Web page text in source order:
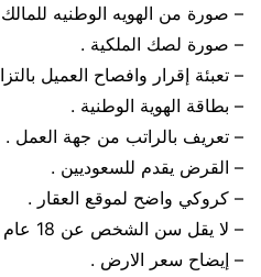
– صورة من الهويه الوطنيه
– صورة لصك الملكية .
– تعبئة إقرار وافصاح العميل
– بطاقة الهوية الوطنية .
– تعريف بالراتب من جهة العمل .
– القرض يقدم للسعوديين .
– كروكي واضح لموقع العقار .
– لا يقل سن الشخص عن 18 عام .
– إيضاح سعر الارض .